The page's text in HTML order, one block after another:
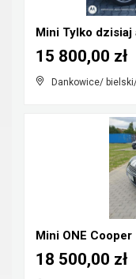
Mini Tylko dzisiaj
Dankowice/
15 800,00 zł
18 500,00 zł